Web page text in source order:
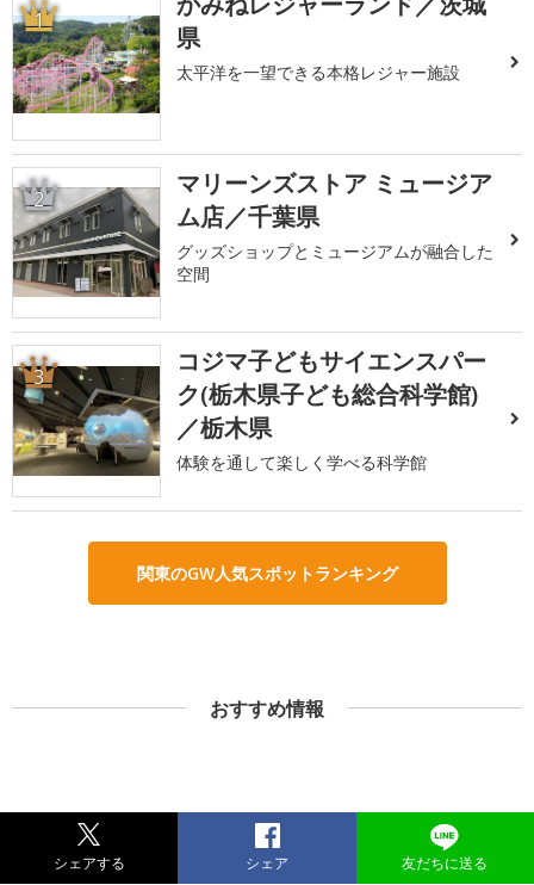
1
県
太平洋を一望できる本格レジャー施設
2
マリーンズストア ミュージア
ム店／千葉県
グッズショップとミュージアムが融合した
空間
3
コジマ子どもサイエンスパー
ク(栃木県子ども総合科学館)
／栃木県
体験を通して楽しく学べる科学館
関東のGW人気スポットランキング
おすすめ情報
シェアする シェア 友だちに送る